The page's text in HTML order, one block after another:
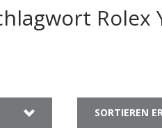
Rolex
SORTIEREN